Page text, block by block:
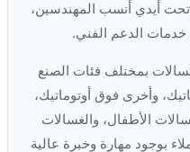
تحت أيدي أنسب المهندسين،
خدمات الدعم الفني.
بمختلف فئات الصنع
وأخرى فوق أوتوماتيك،
الأطفال، والغسالات
بوجود مهارة وخبرة عالية